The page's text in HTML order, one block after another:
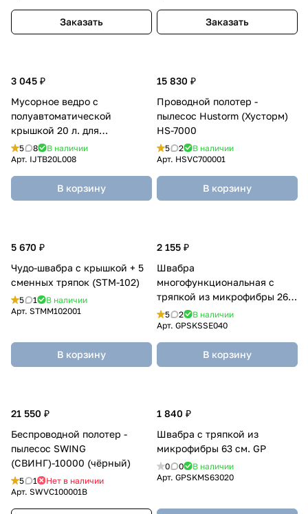
Заказать Заказать
3 045 ₽
Мусорное ведро с
полуавтоматической
крышкой 20 л. для
раздельного мусора
5 8
В наличии
Арт. IJTB20L008
В корзину
15 830 ₽
Проводной полотер -
пылесос Hustorm (Хусторм)
HS-7000
5 2
В наличии
Арт. HSVC700001
В корзину
5 670 ₽
Чудо-швабра с крышкой + 5
сменных тряпок (STM-102)
5 1
В наличии
Арт. STMM102001
В корзину
2 155 ₽
Швабра
многофункциональная с
тряпкой из микрофибры 26
см.
5 2
В наличии
Арт. GPSKSSE040
В корзину
21 550 ₽
Беспроводной полотер -
пылесос SWING
(СВИНГ)-10000 (чёрный)
5 1
Нет в наличии
Арт. SWVC100001B
1 840 ₽
Швабра с тряпкой из
микрофибры 63 см. GP
0 0
В наличии
Арт. GPSKMS63020